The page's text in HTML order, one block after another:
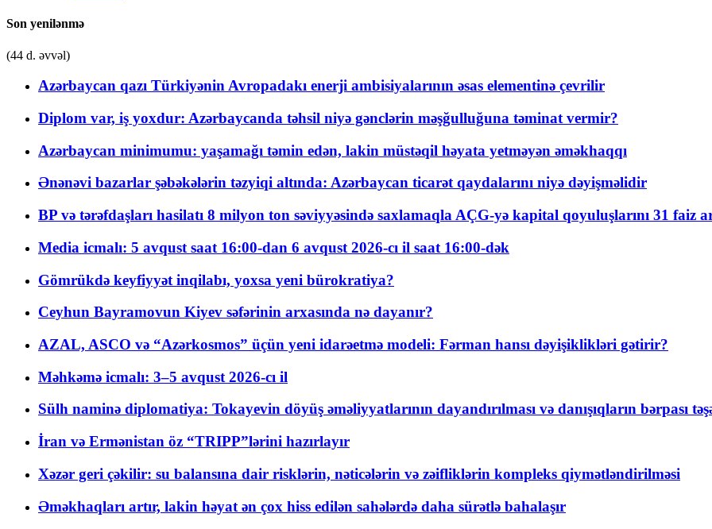
Son yenilənmə
(44 d. əvvəl)
Azərbaycan qazı Türkiyənin Avropadakı enerji ambisiyalarının əsas elementinə çevrilir
Diplom var, iş yoxdur: Azərbaycanda təhsil niyə gənclərin məşğulluğuna təminat vermir?
Azərbaycan minimumu: yaşamağı təmin edən, lakin müstəqil həyata yetməyən əməkhaqqı
Ənənəvi bazarlar şəbəkələrin təzyiqi altında: Azərbaycan ticarət qaydalarını niyə dəyişməlidir
BP və tərəfdaşları hasilatı 8 milyon ton səviyyəsində saxlamaqla AÇG-yə kapital qoyuluşlarını 31 faiz
Media icmalı: 5 avqust saat 16:00-dan 6 avqust 2026-cı il saat 16:00-dək
Gömrükdə keyfiyyət inqilabı, yoxsa yeni bürokratiya?
Ceyhun Bayramovun Kiyev səfərinin arxasında nə dayanır?
AZAL, ASCO və “Azərkosmos” üçün yeni idarəetmə modeli: Fərman hansı dəyişiklikləri gətirir?
Məhkəmə icmalı: 3–5 avqust 2026-cı il
Sülh naminə diplomatiya: Tokayevin döyüş əməliyyatlarının dayandırılması və danışıqların bərpası
İran və Ermənistan öz “TRIPP”lərini hazırlayır
Xəzər geri çəkilir: su balansına dair risklərin, nəticələrin və zəifliklərin kompleks qiymətləndirilməsi
Əməkhaqları artır, lakin həyat ən çox hiss edilən sahələrdə daha sürətlə bahalaşır